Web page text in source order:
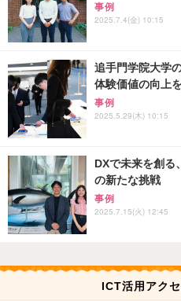
事例
2025.7.4(金) 10:15
追手門学院大学
体験価値の向上
事例
2025.5.29(木) 10:15
DXで未来を創る
の新たな挑戦
事例
2025.7.15(火) 12:45
ICT活用アク